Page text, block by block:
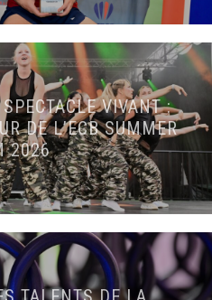
VIVANT :
DE L’ECB SUMMER
2026